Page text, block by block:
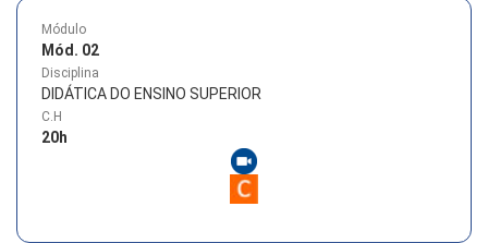
Módulo
Mód. 02
Disciplina
DIDÁTICA DO ENSINO SUPERIOR
C.H
20h